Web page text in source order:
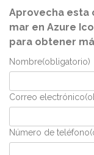
Aprovecha esta
mar en Azure
para obtener
Nombre(obligatorio)
Correo electrónico
Número de teléfono